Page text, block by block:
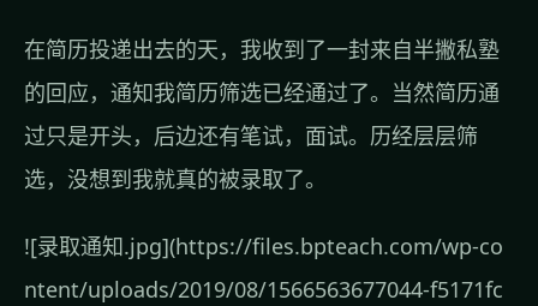
在简历投递出去的天，我收到了一封来自半撇私塾
的回应，通知我简历筛选已经通过了。当然简历通
过只是开头，后边还有笔试，面试。历经层层筛
选，没想到我就真的被录取了。
![录取通知.jpg](https://files.bpteach.com/wp-co
ntent/uploads/2019/08/1566563677044-f5171fc